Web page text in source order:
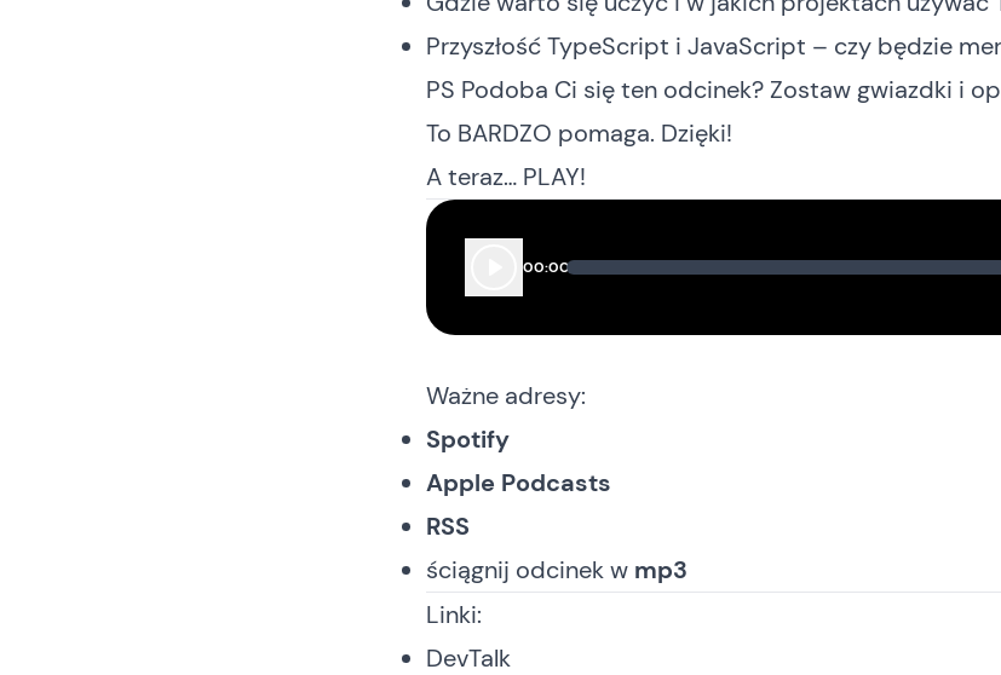
Przyszłość TypeScript i JavaScript – czy będzie
PS Podoba Ci się ten odcinek? Zostaw gwiazdki i
To BARDZO pomaga. Dzięki!
A teraz… PLAY!
00:00
Ważne adresy:
Spotify
Apple Podcasts
RSS
ściągnij odcinekw mp3
Linki:
DevTalk